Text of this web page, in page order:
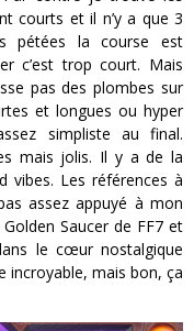
courts et il n’y a que 3
pétées la course est
c’est trop court. Mais
pas des plombes sur
et longues ou hyper
simpliste au final.
mais jolis. Il y a de la
vibes. Les références à
assez appuyé à mon
Saucer de FF7 et
le cœur nostalgique
incroyable, mais bon, ça